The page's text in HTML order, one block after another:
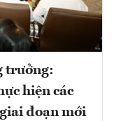
trưởng:
hiện các
đoạn mới